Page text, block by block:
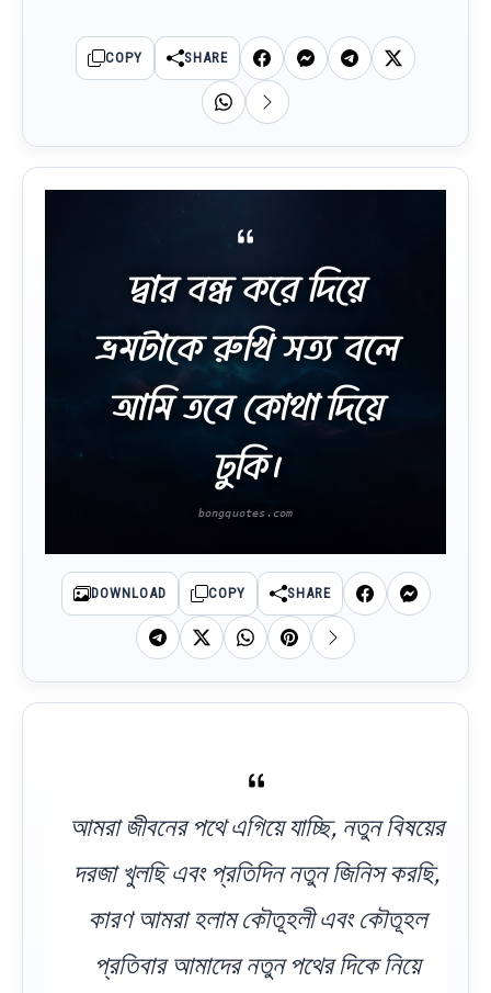
COPY SHARE
দ্বার বন্ধ করে দিয়ে
ভ্রমটাকে রুখি সত্য বলে
আমি তবে কোথা দিয়ে
ঢুকি।
DOWNLOAD COPY SHARE
আমরা জীবনের পথে এগিয়ে যাচ্ছি, নতুন বিষয়ের
দরজা খুলছি এবং প্রতিদিন নতুন জিনিস করছি,
কারণ আমরা হলাম কৌতূহলী এবং কৌতূহল
প্রতিবার আমাদের নতুন পথের দিকে নিয়ে